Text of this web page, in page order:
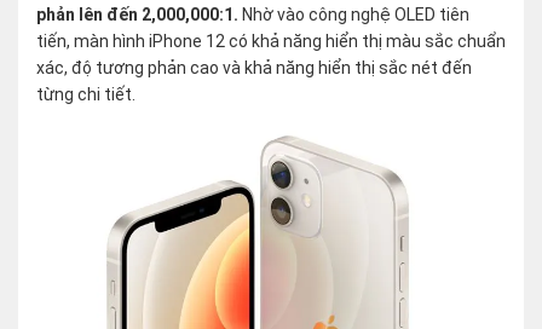
phản lên đến 2,000,000:1. Nhờ vào công nghệ OLED tiên
tiến, màn hình iPhone 12 có khả năng hiển thị màu sắc chuẩn
xác, độ tương phản cao và khả năng hiển thị sắc nét đến
từng chi tiết.